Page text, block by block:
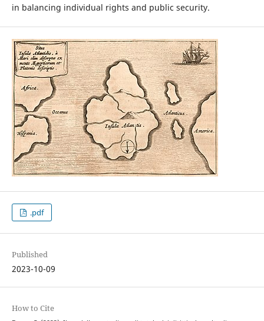
in balancing individual rights and public security.
.pdf
Published
2023-10-09
How to Cite